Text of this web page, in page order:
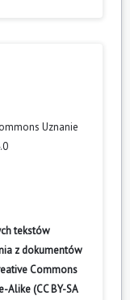
Uznanie
tekstów
z dokumentów
Commons
(CC BY-SA